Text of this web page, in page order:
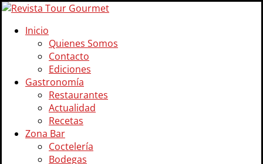
Inicio
Quienes Somos
Contacto
Ediciones
Gastronomía
Restaurantes
Actualidad
Recetas
Zona Bar
Coctelería
Bodegas